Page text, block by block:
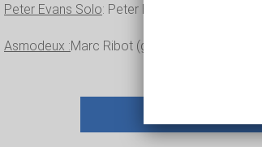
Peter Evans Solo: Peter Evans (t)
Asmodeux :Marc Ribot (g), TrevorDunn (b),